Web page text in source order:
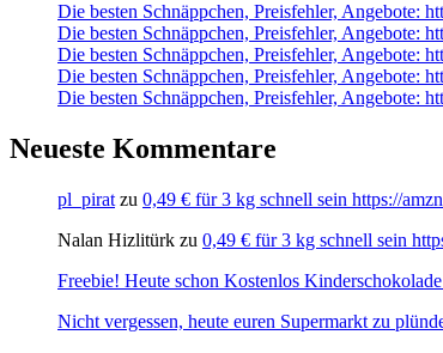
Die besten Schnäppchen, Preisfehler, Angebote:
Die besten Schnäppchen, Preisfehler, Angebote:
Die besten Schnäppchen, Preisfehler, Angebote:
Die besten Schnäppchen, Preisfehler,
Die besten Schnäppchen, Preisfehler, Angebote:
Neueste Kommentare
pl_pirat zu 0,49 € für 3 kg schnell sein https://
Nalan Hizlitürk zu 0,49 € für 3 kg schnell sein
Freebie! Heute schon Kostenlos
Nicht vergessen, heute euren Supermarkt zu